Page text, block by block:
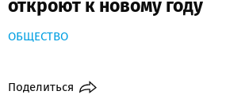
откроют к новому году
ОБЩЕСТВО
Поделиться